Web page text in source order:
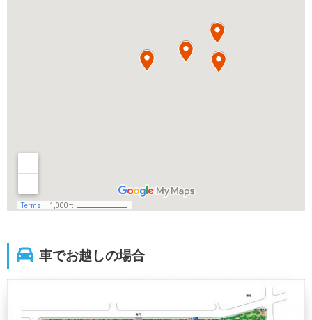
車でお越しの場合